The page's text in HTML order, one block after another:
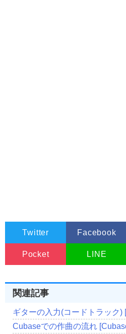
Twitter Facebook
Pocket LINE
関連記事
ギターの入力(コードトラック)
Cubaseでの作曲の流れ